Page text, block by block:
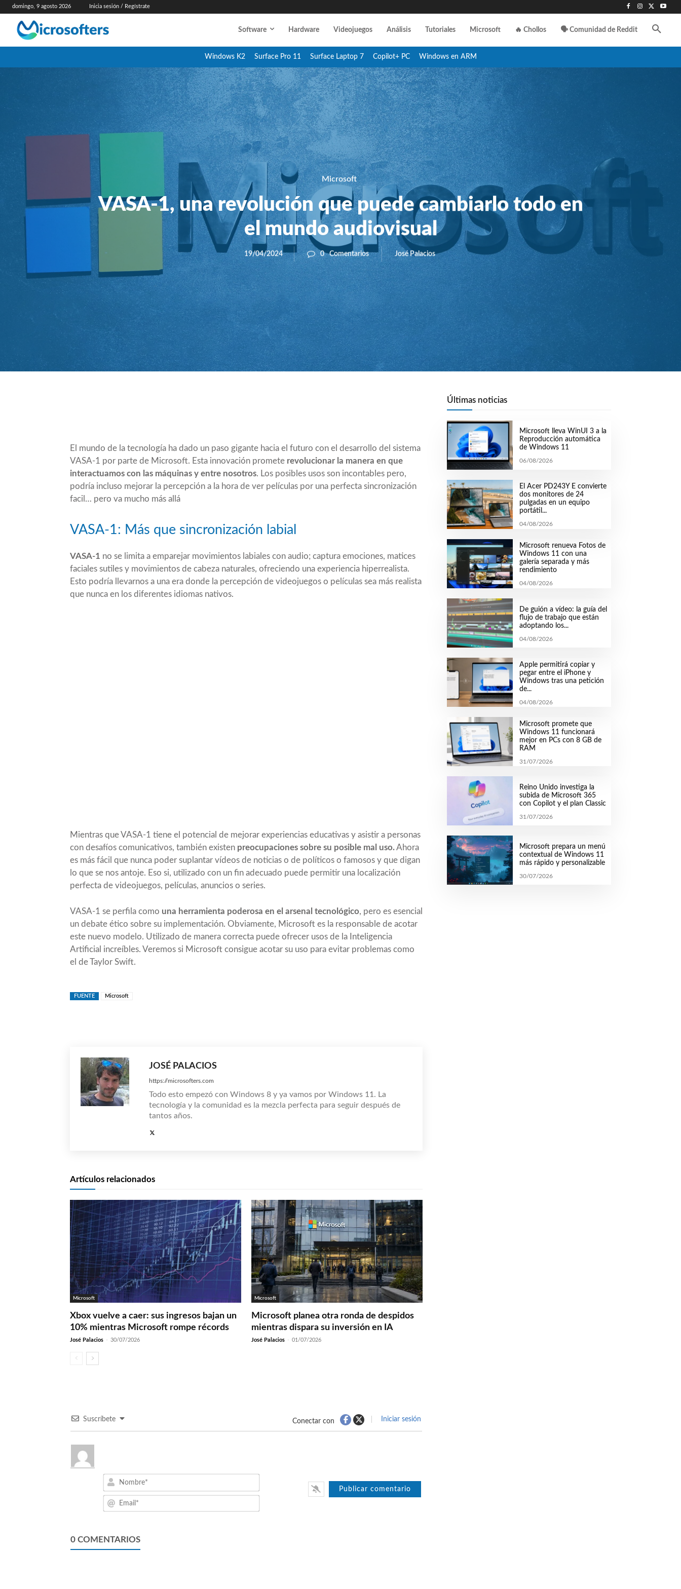
domingo, 9 agosto 2026 Inicia sesión / Regístrate
Software Hardware Videojuegos Análisis Tutoriales Microsoft 🔥 Chollos 🗣️ Comunidad de Reddit
Windows K2 Surface Pro 11 Surface Laptop 7 Copilot+ PC Windows en ARM
Microsoft
VASA-1, una revolución que puede cambiarlo todo en
el mundo audiovisual
19/04/2024 0 Comentarios José Palacios
El mundo de la tecnología ha dado un paso gigante hacia el futuro con el desarrollo del sistema
VASA-1 por parte de Microsoft. Esta innovación promete revolucionar la manera en que
interactuamos con las máquinas y entre nosotros. Los posibles usos son incontables pero,
podría incluso mejorar la percepción a la hora de ver películas por una perfecta sincronización
facil… pero va mucho más allá
VASA-1: Más que sincronización labial
VASA-1 no se limita a emparejar movimientos labiales con audio; captura emociones, matices
faciales sutiles y movimientos de cabeza naturales, ofreciendo una experiencia hiperrealista.
Esto podría llevarnos a una era donde la percepción de videojuegos o películas sea más realista
que nunca en los diferentes idiomas nativos.
Mientras que VASA-1 tiene el potencial de mejorar experiencias educativas y asistir a personas
con desafíos comunicativos, también existen preocupaciones sobre su posible mal uso.Ahora
es más fácil que nunca poder suplantar vídeos de noticias o de políticos o famosos y que digan
lo que se nos antoje. Eso si, utilizado con un fin adecuado puede permitir una localización
perfecta de videojuegos, películas, anuncios o series.
VASA-1 se perfila como una herramienta poderosa en el arsenal tecnológico, pero es esencial
un debate ético sobre su implementación. Obviamente, Microsoft es la responsable de acotar
este nuevo modelo. Utilizado de manera correcta puede ofrecer usos de la Inteligencia
Artificial increíbles. Veremos si Microsoft consigue acotar su uso para evitar problemas como
el de Taylor Swift.
FUENTE Microsoft
JOSÉ PALACIOS
https://microsofters.com
Todo esto empezó con Windows 8 y ya vamos por Windows 11. La
tecnología y la comunidad es la mezcla perfecta para seguir después de
tantos años.
Artículos relacionados
Microsoft
Xbox vuelve a caer: sus ingresos bajan un
10% mientras Microsoft rompe récords
José Palacios - 30/07/2026
Microsoft
Microsoft planea otra ronda de despidos
mientras dispara su inversión en IA
José Palacios - 01/07/2026
Suscríbete Conectar con Iniciar sesión
0 COMENTARIOS
Últimas noticias
Microsoft lleva WinUI 3 a la
Reproducción automática
de Windows 11
06/08/2026
El Acer PD243Y E convierte
dos monitores de 24
pulgadas en un equipo
portátil...
04/08/2026
Microsoft renueva Fotos de
Windows 11 con una
galería separada y más
rendimiento
04/08/2026
De guión a vídeo: la guía del
flujo de trabajo que están
adoptando los...
04/08/2026
Apple permitirá copiar y
pegar entre el iPhone y
Windows tras una petición
de...
04/08/2026
Microsoft promete que
Windows 11 funcionará
mejor en PCs con 8 GB de
RAM
31/07/2026
Reino Unido investiga la
subida de Microsoft 365
con Copilot y el plan Classic
31/07/2026
Microsoft prepara un menú
contextual de Windows 11
más rápido y personalizable
30/07/2026